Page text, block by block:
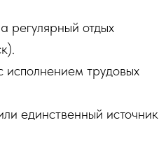
регулярный отдых
исполнением трудовых
единственный источник